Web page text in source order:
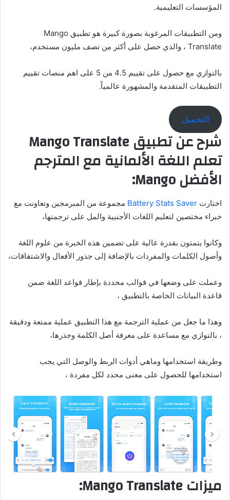
المؤسسات التعليمية.
ومن التطبيقات المرغوبة بصورة كبيرة هو تطبيق Mango
Translate ، والذي حصل على أكثر من نصف مليون مستخدم،
بالتوازي مع حصول على تقييم 4.5 من 5 على اهم منصات تقييم
التطبيقات المتقدمة والمشهورة عالمياً.
التحميل
شرح عن تطبيق Mango Translate
تعلم اللغة الألمانية مع المترجم
الأفضل Mango:
اختارت Battery Stats Saver مجموعة من المبرمجين وتعاونت مع
خبراء مختصين لتعليم اللغات الأجنبية والمل على ترجمتها،
وكانوا يتمتون بقدرة عالية على تضمين هذه الخبرة من علوم اللغة
وأصول الكلمات والمفردات بالإضافة إلى جذور الأفعال والاشتقاقات،
وعملت على وضعها في قوالب محددة بإطار قواعد اللغة ضمن
قاعدة البيانات الخاصة بالتطبيق ،
وهذا ما جعل من عملية الترجمة مع هذا التطبيق عملية ممتعة ودقيقة
، بالتوازي مع مساعدة على معرفة أصل الكلمة وجذرها،
وطريقة استخدامها وماهي أدوات الربط والوصل التي يجب
استخدامها للحصول على معنى محدد لكل مفردة ،
ميزات Mango Translate: